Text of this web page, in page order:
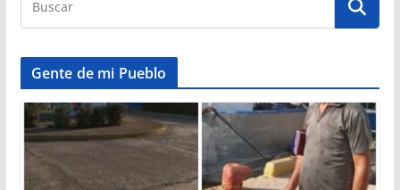
Gente de mi Pueblo